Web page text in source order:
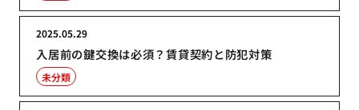
入居前の鍵交換は必須？賃貸契約と防犯対策
2025.05.29
未分類